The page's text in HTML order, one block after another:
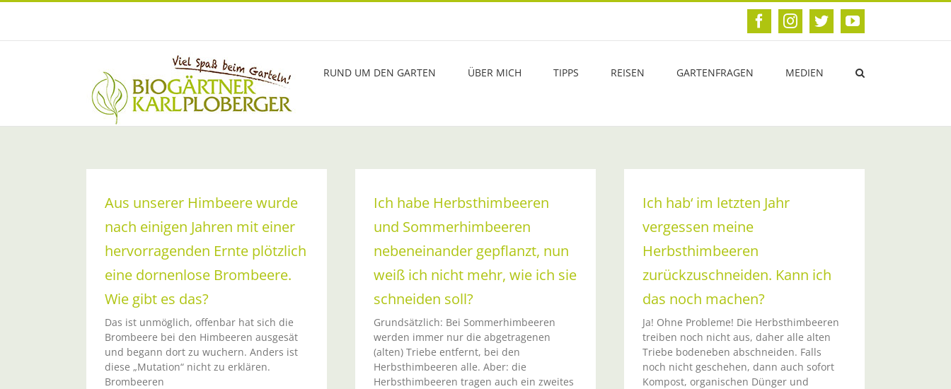
Zum
FacebookInstagram
TwitterYouTube
RUND UM DEN GARTEN ÜBER MICH TIPPS REISEN GARTENFRAGEN MEDIEN
Aus unserer Himbeere wurde
nach einigen Jahren mit einer
hervorragenden Ernte plötzlich
eine dornenlose Brombeere.
Wie gibt es das?
Das ist unmöglich, offenbar hat sich die
Brombeere bei den Himbeeren ausgesät
und begann dort zu wuchern. Anders ist
diese „Mutation“ nicht zu erklären.
Brombeeren
Ich habe Herbsthimbeeren
und Sommerhimbeeren
nebeneinander gepflanzt, nun
weiß ich nicht mehr, wie ich sie
schneiden soll?
Grundsätzlich: Bei Sommerhimbeeren
werden immer nur die abgetragenen
(alten) Triebe entfernt, bei den
Herbsthimbeeren alle. Aber: die
Herbsthimbeeren tragen auch ein zweites
Ich hab‘ im letzten Jahr
vergessen meine
Herbsthimbeeren
zurückzuschneiden. Kann ich
das noch machen?
Ja! Ohne Probleme! Die Herbsthimbeeren
treiben noch nicht aus, daher alle alten
Triebe bodeneben abschneiden. Falls
noch nicht geschehen, dann auch sofort
Kompost, organischen Dünger und